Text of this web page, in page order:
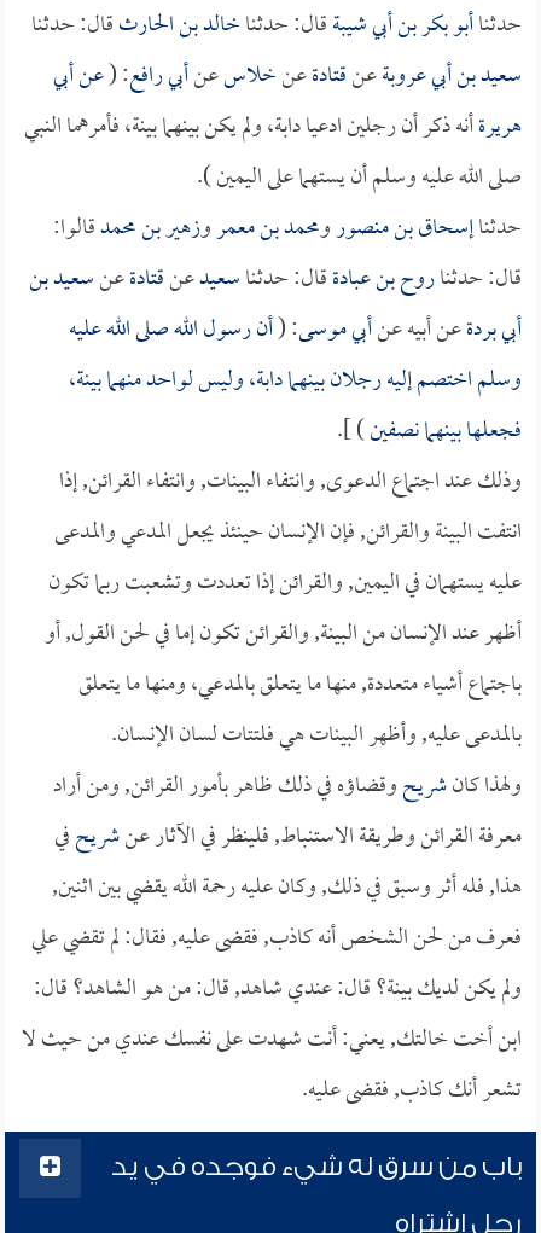
حدثناأبو بكر بن أبي شيبةقال: حدثناخالد بن الحارثقال: حدثنا
سعيد بن أبي عروبةعنقتادةعنخلاسعنأبي رافع: (عنأبي
هريرةأنه ذكر أن رجلين ادعيا دابة، ولم يكن بينهما بينة، فأمرهما النبي
صلى الله عليه وسلم أن يستهما على اليمين ).
حدثناإسحاق بن منصورومحمد بن معمروزهير بن محمدقالوا:
قال: حدثناروح بن عبادةقال: حدثناسعيدعنقتادةعنسعيد بن
أبي بردةعن أبيه عنأبي موسى: (أن رسول الله صلى الله عليه
وسلم اختصم إليه رجلان بينهما دابة، وليس لواحد منهما بينة،
فجعلها بينهما نصفين) ].
وذلك عند اجتماع الدعوى, وانتفاء البينات, وانتفاء القرائن, إذا
انتفت البينة والقرائن, فإن الإنسان حينئذ يجعل المدعي والمدعى
عليه يستهمان في اليمين, والقرائن إذا تعددت وتشعبت ربما تكون
أظهر عند الإنسان من البينة, والقرائن تكون إما في لحن القول, أو
باجتماع أشياء متعددة, منها ما يتعلق بالمدعي، ومنها ما يتعلق
بالمدعى عليه, وأظهر البينات هي فلتتات لسان الإنسان.
ولهذا كانشريحوقضاؤه في ذلك ظاهر بأمور القرائن, ومن أراد
معرفة القرائن وطريقة الاستنباط, فلينظر في الآثار عنشريحفي
هذا, فله أثر وسبق في ذلك, وكان عليه رحمة الله يقضي بين اثنين,
فعرف من لحن الشخص أنه كاذب, فقضى عليه, فقال: لم تقضي علي
ولم يكن لديك بينة؟ قال: عندي شاهد, قال: من هو الشاهد؟ قال:
ابن أخت خالتك, يعني: أنت شهدت على نفسك عندي من حيث لا
تشعر أنك كاذب, فقضى عليه.
باب من سرق له شيء فوجده في يد
رجل اشتراه